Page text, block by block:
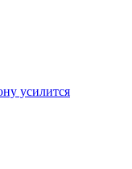
усилится